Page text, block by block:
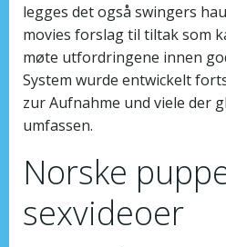
legges det også swingers
movies forslag til tiltak som
møte utfordringene innen
System wurde entwickelt
zur Aufnahme und viele der
umfassen.
Norske
sexvideoer